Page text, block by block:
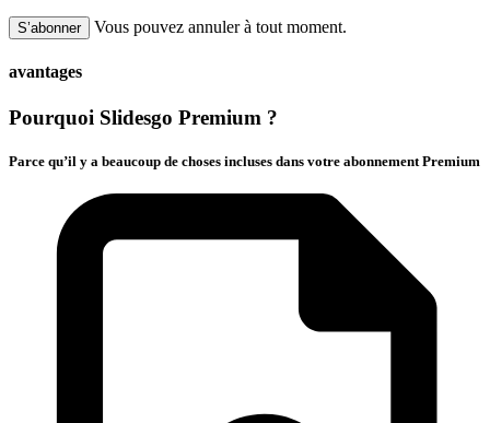
S’abonner Vous pouvez annuler à tout moment.
avantages
Pourquoi Slidesgo Premium ?
Parce qu’il y a beaucoup de choses incluses dans votre abonnement Premium